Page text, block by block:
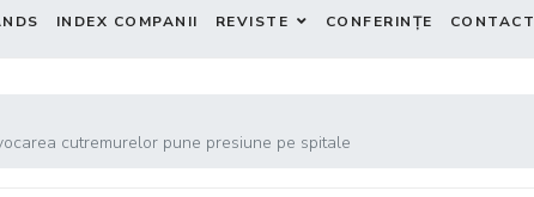
INDEX COMPANII REVISTE CONFERINȚE CONTACT
cutremurelor pune presiune pe spitale